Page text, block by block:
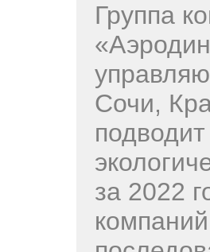
Группа
Сочи,
за 2022